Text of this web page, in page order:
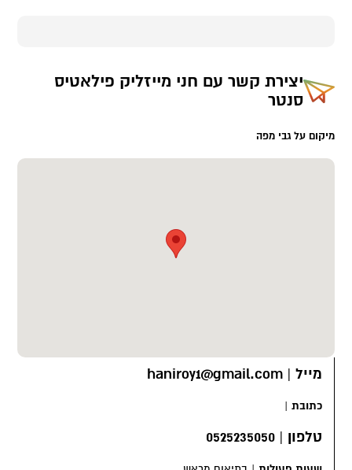
יצירת קשר עם חני מייזליק פילאטיס
סנטר
מיקום על גבי מפה
מייל |
haniroy1@gmail.com
כתובת |
טלפון |
0525235050